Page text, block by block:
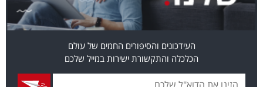
העידכונים והסיפורים החמים של עולם
הכלכלה והתקשורת ישירות במייל שלכם